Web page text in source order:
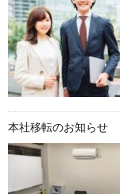
本社移転のお知らせ